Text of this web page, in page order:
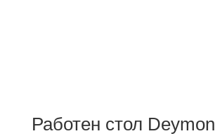
Работен стол Deymon